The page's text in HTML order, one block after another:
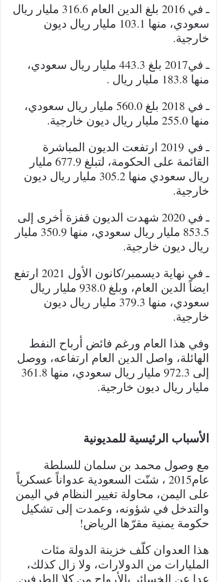
ـ في 2016 بلغ الدين العام 316.6 مليار ريال
سعودي، منها 103.1 مليار ريال ديون
خارجية.
ـ في2017 بلغ 443.3 مليار ريال سعودي،
منها 183.8 مليار ريال .
ـ في 2018 بلغ 560.0 مليار ريال سعودي،
منها 255.0 مليار ريال ديون خارجية.
ـ في 2019 ارتفعت الديون المباشرة
القائمة على الحكومة، لتبلغ 677.9 مليار
ريال سعودي منها 305.2 مليار ريال ديون
خارجية.
ـ في 2020 شهدت الديون قفزة أخرى إلى
853.5 مليار ريال سعودي، منها 350.9 مليار
ريال ديون خارجية.
ـ في نهاية ديسمبر/كانون الأول 2021 ارتفع
ايضاً الدين العام، وبلغ 938.0 مليار ريال
سعودي، منها 379.3 مليار ريال ديون
خارجية.
وفي هذا العام ورغم فائض أرباح النفط
الهائلة، واصل الدين العام ارتفاعه، ووصل
إلى 972.3 مليار ريال سعودي، منها 361.8
مليار ريال ديون خارجية.
الأسباب الرئيسية للمديونية
مع وصول محمد بن سلمان للسلطة
عام2015 ، شنّت السعودية عدواناً عسكرياً
على اليمن، محاولة تغيير النظام في اليمن
والتدخل في شؤونه، وعمدت إلى تشكيل
حكومة يمنية مقرّها الرياض!
هذا العدوان كلّف خزينة الدولة مئات
المليارات من الدولارات، ولا زال كذلك،
عدا عن الخسائر بالأرواح من كلا الطرفين.